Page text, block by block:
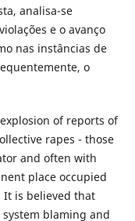
analisa-se
e o avanço
nas instâncias de
o
of reports of
rapes - those
and often with
place occupied
It is believed that
blaming and